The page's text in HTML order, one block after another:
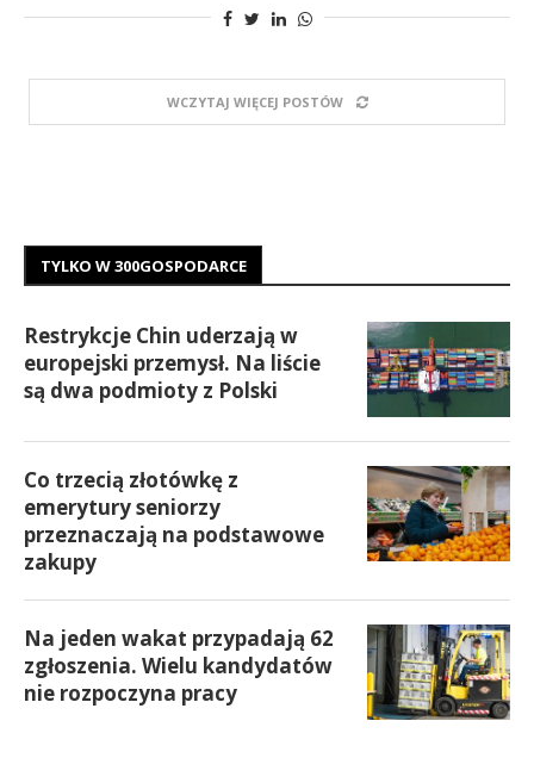
WCZYTAJ WIĘCEJ POSTÓW
TYLKO W 300GOSPODARCE
Restrykcje Chin uderzają w
europejski przemysł. Na liście
są dwa podmioty z Polski
Co trzecią złotówkę z
emerytury seniorzy
przeznaczają na podstawowe
zakupy
Na jeden wakat przypadają 62
zgłoszenia. Wielu kandydatów
nie rozpoczyna pracy